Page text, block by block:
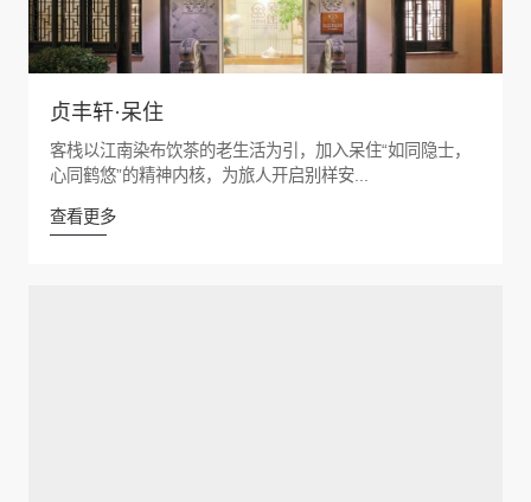
贞丰轩·呆住
客栈以江南染布饮茶的老生活为引，加入呆住“如同隐士，
心同鹤悠”的精神内核，为旅人开启别样安...
查看更多